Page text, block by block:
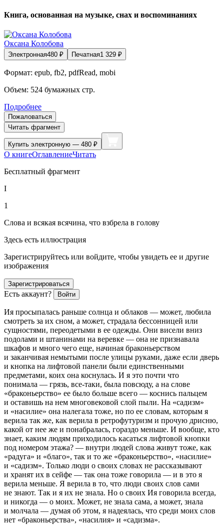
Книга, основанная на музыке, снах и воспоминаниях
Оксана Колобова
Электронная480 ₽ Печатная1 329 ₽
Формат: epub, fb2, pdfRead, mobi
Объем: 524 бумажных стр.
Подробнее
Пожаловаться
Читать фрагмент
Купить электронную — 480 ₽
О книгеОглавлениеЧитать
Бесплатный фрагмент
I
1
Слова и всякая всячина, что взбрела в голову
Здесь есть иллюстрация
Зарегистрируйтесь или войдите, чтобы увидеть ее и другие
изображения
Зарегистрироваться
Есть аккаунт? Войти
Ия просыпалась раньше солнца и облаков — может, любила
смотреть за их сном, а может, страдала бессонницей или
сущностями, переодетыми в ее одежды. Они висели вниз
подолами и штанинами на веревке — она не признавала
шкафов и много чего еще, начиная браконьерством
и заканчивая немытыми после улицы руками, даже если дверь
и кнопка на лифтовой панели были единственными
предметами, коих она коснулась. И я это почти что
понимала — грязь, все-таки, была повсюду, а на слове
«браконьерство» ее было больше всего — коснись пальцем
и оставишь на нем многовековой слой пыли. На «садизм»
и «насилие» она налегала тоже, но по ее словам, которым я
верила так же, как верила в ретрофутуризм и прочую дрисню,
какой от нее же и понабралась, гораздо меньше. И вообще, кто
знает, каким людям приходилось касаться лифтовой кнопки
под номером этажа? — внутри людей слова живут тоже, как
«радуга» и «благо», так и то же «браконьерство», «насилие»
и «садизм». Только люди о своих словах не рассказывают
и хранят их в сейфе — так она тоже говорила — и в это я
верила меньше. Я верила в то, что люди своих слов сами
не знают. Так и я их не знала. Но о своих Ия говорила всегда,
и никогда — о моих. Может, не знала сама, а может, знала
и молчала — думая об этом, я надеялась, что среди моих слов
нет «браконьерства», «насилия» и «садизма».